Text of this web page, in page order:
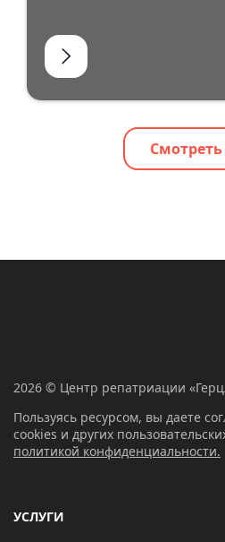
Смотреть
2026 © Центр репатриации
Пользуясь ресурсом, вы даете
cookies и других
политикой конфиденциальности.
УСЛУГИ